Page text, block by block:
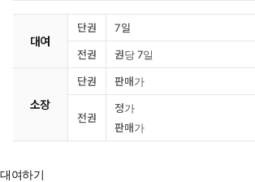
대여
단권 7일
전권 권당 7일
소장
단권 판매가
전권
정가
판매가
대여하기